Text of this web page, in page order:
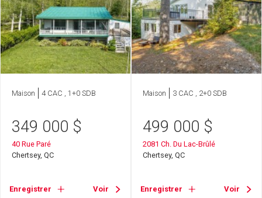
Maison 4 CAC , 1+0 SDB
349 000 $
40 Rue Paré
Chertsey, QC
Enregistrer Voir
Maison 3 CAC , 2+0 SDB
499 000 $
2081 Ch. Du Lac-Brûlé
Chertsey, QC
Enregistrer Voir